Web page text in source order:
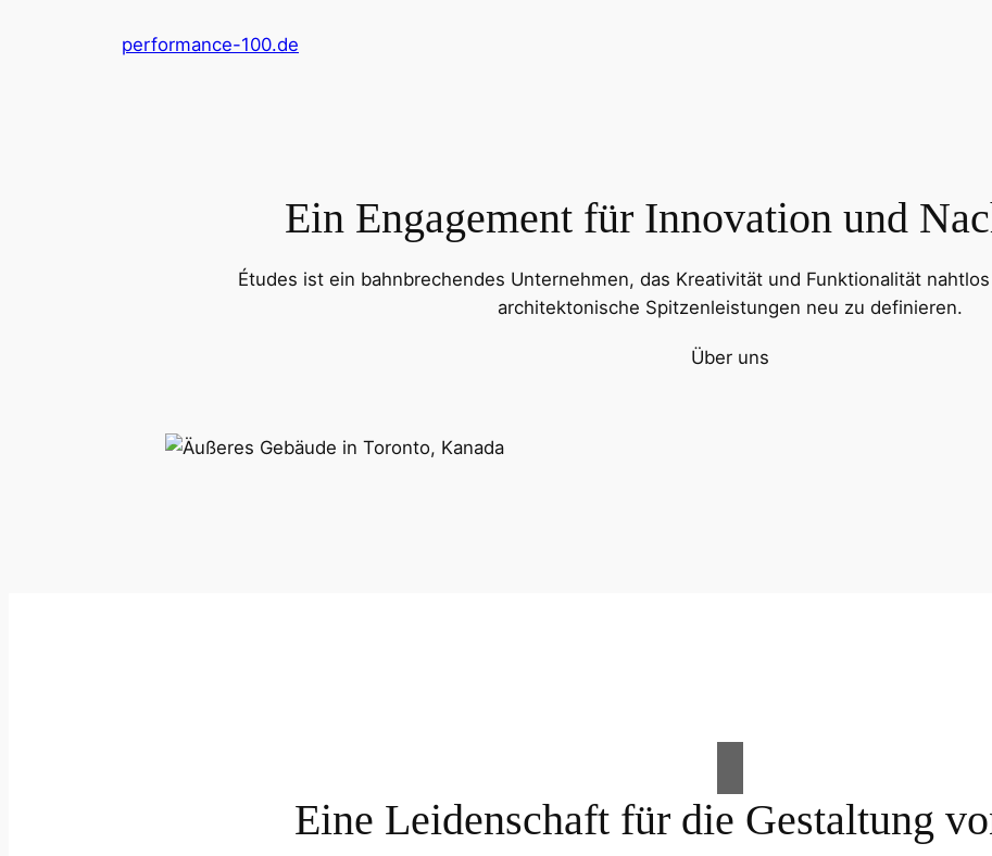
performance-100.de
Ein Engagement für Innovation und
Études ist ein bahnbrechendes Unternehmen, das Kreativität und Funktionalität
architektonische Spitzenleistungen neu zu definieren.
Über uns
Eine Leidenschaft für die Gestaltung